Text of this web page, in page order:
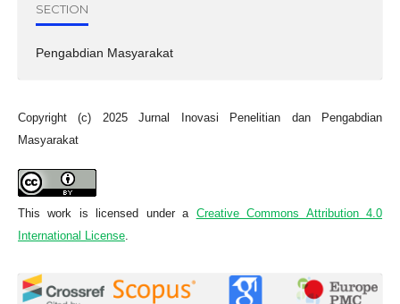
SECTION
Pengabdian Masyarakat
Copyright (c) 2025 Jurnal Inovasi Penelitian dan Pengabdian
Masyarakat
This work is licensed under a Creative Commons Attribution 4.0
International License.